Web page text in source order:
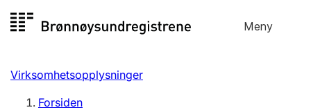
til
Meny
Registersøk
Aksjeselskap
Virksomhetsopplysninger
Forsiden